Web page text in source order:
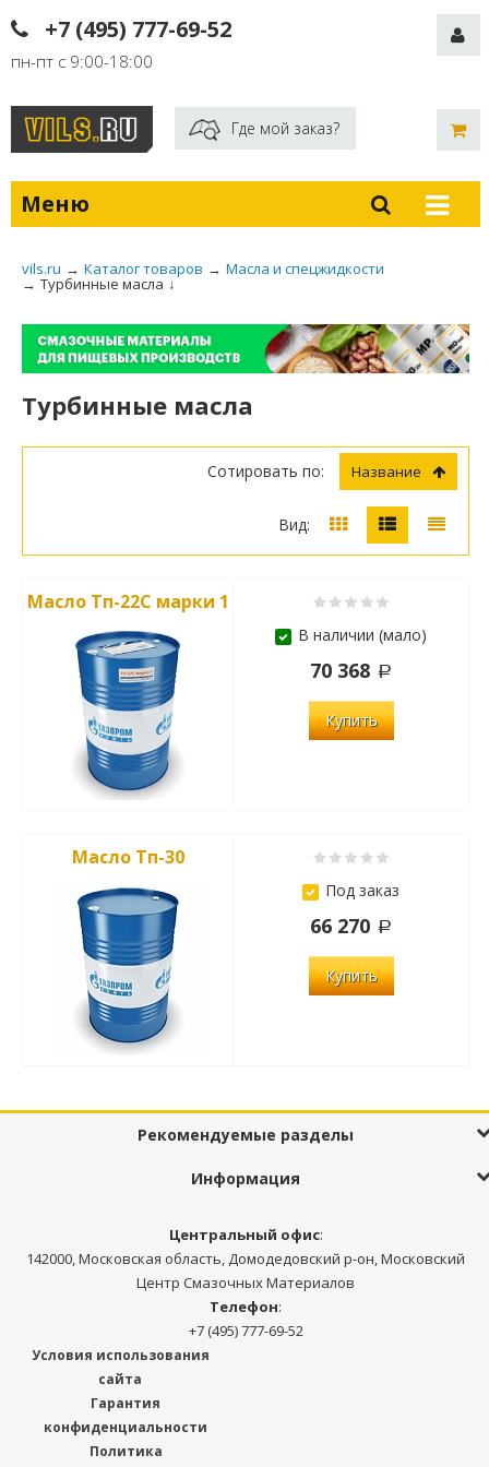
+7 (495) 777-69-52
пн-пт с 9:00-18:00
Где мой заказ?
Меню
vils.ru → Каталог товаров → Масла и спецжидкости
→ Турбинные масла ↓
Турбинные масла
Сотировать по: Название
Вид:
Масло Тп-22С марки 1
В наличии (мало)
70 368
Купить
Масло Тп-30
Под заказ
66 270
Купить
Рекомендуемые разделы
Информация
Центральный офис:
142000, Московская область, Домодедовский р-он, Московский
Центр Смазочных Материалов
Телефон:
+7 (495) 777-69-52
Условия использования
сайта
Гарантия
конфиденциальности
Политика